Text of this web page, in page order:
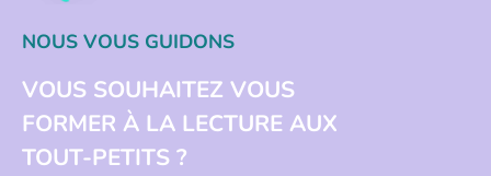
NOUS VOUS GUIDONS
VOUS SOUHAITEZ VOUS
FORMER À LA LECTURE AUX
TOUT-PETITS ?